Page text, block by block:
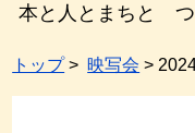
本と人とまちと
トップ> 映写会 >